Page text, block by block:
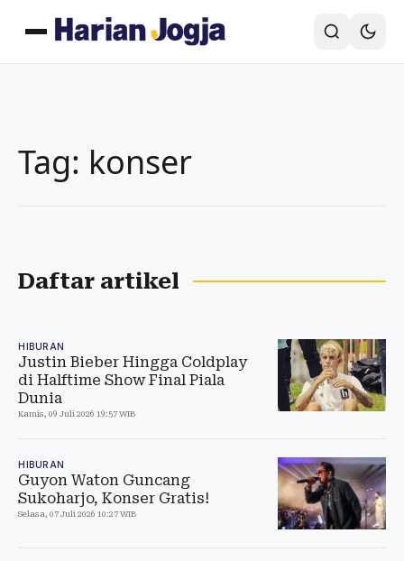
Tag: konser
Daftar artikel
HIBURAN
Justin Bieber Hingga Coldplay
di Halftime Show Final Piala
Dunia
Kamis, 09 Juli 2026 19:57 WIB
HIBURAN
Guyon Waton Guncang
Sukoharjo, Konser Gratis!
Selasa, 07 Juli 2026 10:27 WIB